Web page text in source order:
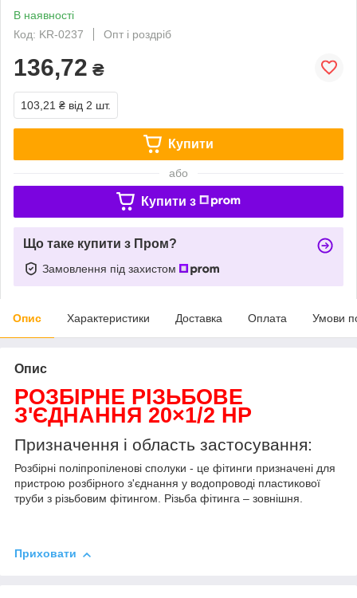
В наявності
Код: KR-0237
Опт і роздріб
136,72 ₴
103,21 ₴ від 2 шт.
Купити
або
Купити з
Що таке купити з Пром?
Замовлення під захистом
Опис Характеристики Доставка Оплата Умови
Опис
РОЗБІРНЕ РІЗЬБОВЕ
З'ЄДНАННЯ 20×1/2 НР
Призначення і область застосування:
Розбірні поліпропіленові сполуки - це фітинги призначені для
пристрою розбірного з'єднання у водопроводі пластикової
труби з різьбовим фітингом. Різьба фітинга – зовнішня.
Приховати